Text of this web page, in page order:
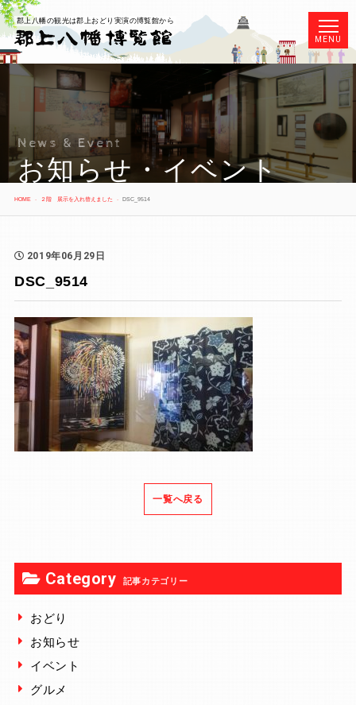
郡上八幡の観光は郡上おどり実演の博覧館から
News & Event
お知らせ・イベント
HOME ２階 展示を入れ替えました DSC_9514
2019年06月29日
DSC_9514
一覧へ戻る
Category 記事カテゴリー
おどり
お知らせ
イベント
グルメ
MENU